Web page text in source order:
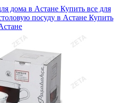
дома в Астане Купить все для
посуду в Астане Купить